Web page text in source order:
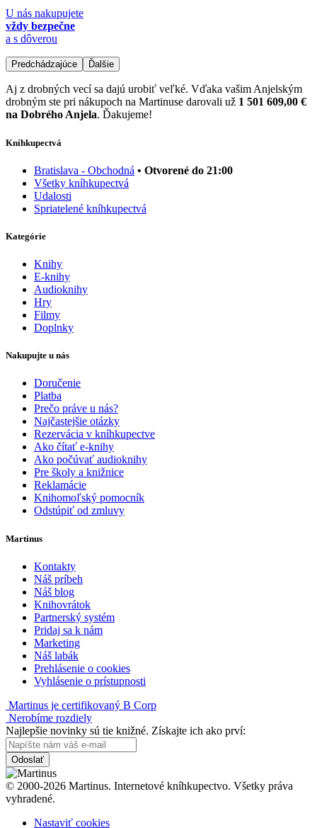
U nás nakupujete
vždy bezpečne
a s dôverou
Predchádzajúce Ďalšie
Aj z drobných vecí sa dajú urobiť veľké. Vďaka vašim Anjelským
drobným ste pri nákupoch na Martinuse darovali už 1 501 609,00 €
na Dobrého Anjela. Ďakujeme!
Kníhkupectvá
Bratislava - Obchodná • Otvorené do 21:00
Všetky kníhkupectvá
Udalosti
Spriatelené kníhkupectvá
Kategórie
Knihy
E-knihy
Audioknihy
Hry
Filmy
Doplnky
Nakupujte u nás
Doručenie
Platba
Prečo práve u nás?
Najčastejšie otázky
Rezervácia v kníhkupectve
Ako čítať e-knihy
Ako počúvať audioknihy
Pre školy a knižnice
Reklamácie
Knihomoľský pomocník
Odstúpiť od zmluvy
Martinus
Kontakty
Náš príbeh
Náš blog
Knihovrátok
Partnerský systém
Pridaj sa k nám
Marketing
Náš labák
Prehlásenie o cookies
Vyhlásenie o prístupnosti
Martinus je certifikovaný B Corp
Nerobíme rozdiely
Najlepšie novinky sú tie knižné. Získajte ich ako prví:
Odoslať
© 2000-2026 Martinus. Internetové kníhkupectvo. Všetky práva
vyhradené.
Nastaviť cookies